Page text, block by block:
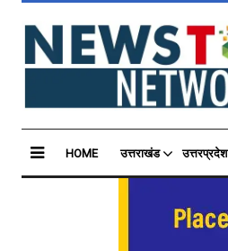
HOME उत्तराखंड उत्तरप्रदेश